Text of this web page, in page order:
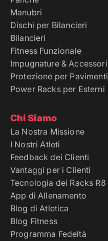
Manubri
Dischi per Bilancieri
Bilancieri
Fitness Funzionale
Impugnature & Accessori
Protezione per Pavimenti
Power Racks per Esterni
Chi Siamo
La Nostra Missione
I Nostri Atleti
Feedback dei Clienti
Vantaggi per i Clienti
Tecnologia dei Racks R8
App di Allenamento
Blog di Atletica
Blog Fitness
Programma Fedeltà